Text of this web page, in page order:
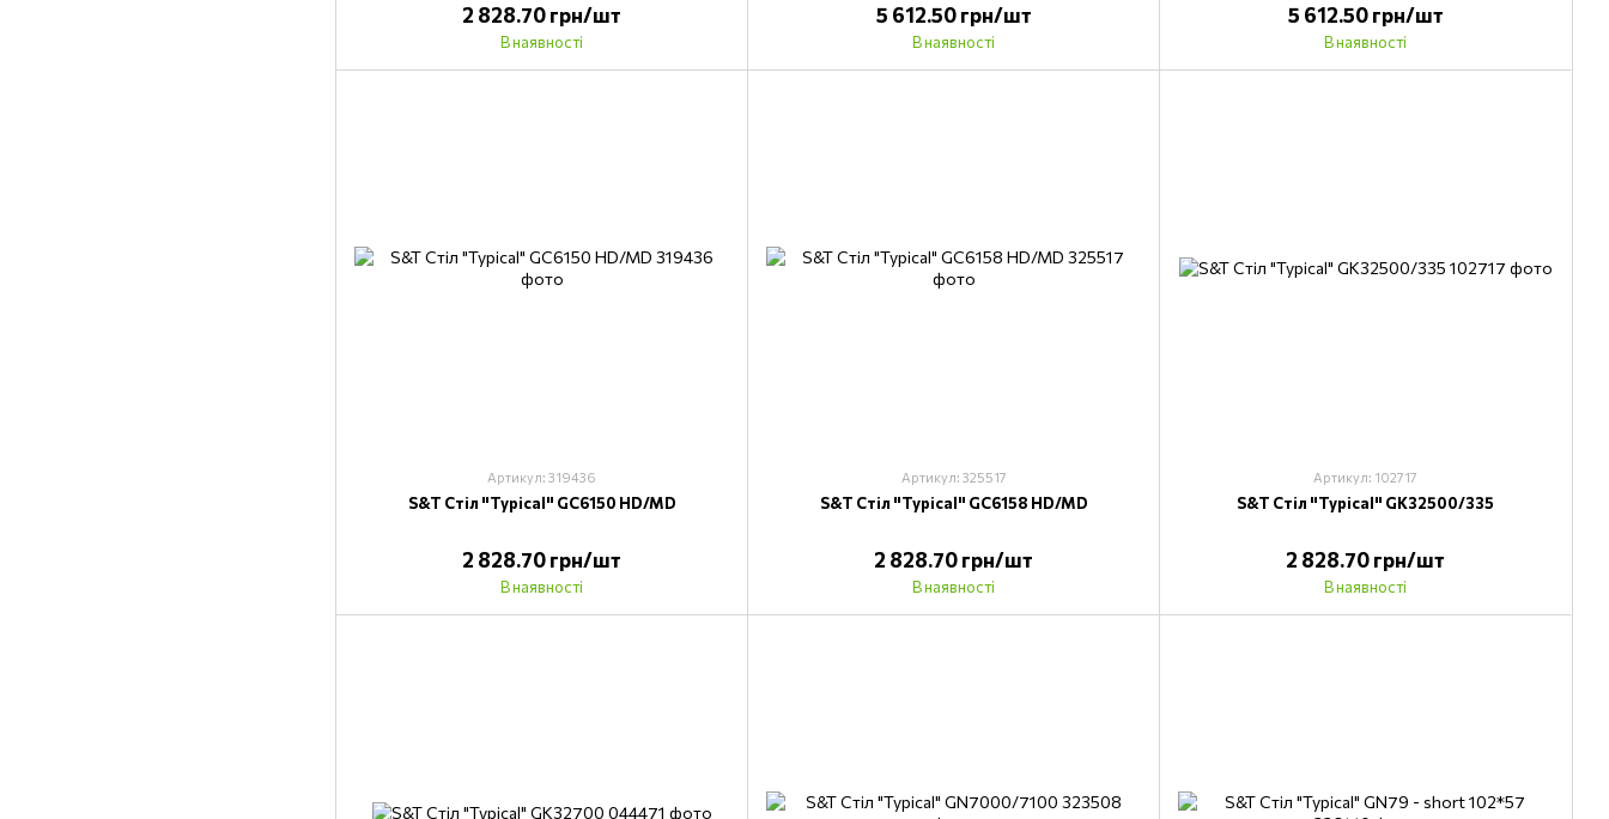
2 828.70 грн/шт
В наявності
5 612.50 грн/шт
В наявності
5 612.50 грн/шт
В наявності
Артикул: 319436
S&T Стіл "Typical" GC6150 HD/MD
2 828.70 грн/шт
В наявності
Артикул: 325517
S&T Стіл "Typical" GC6158 HD/MD
2 828.70 грн/шт
В наявності
Артикул: 102717
S&T Стіл "Typical" GK32500/335
2 828.70 грн/шт
В наявності